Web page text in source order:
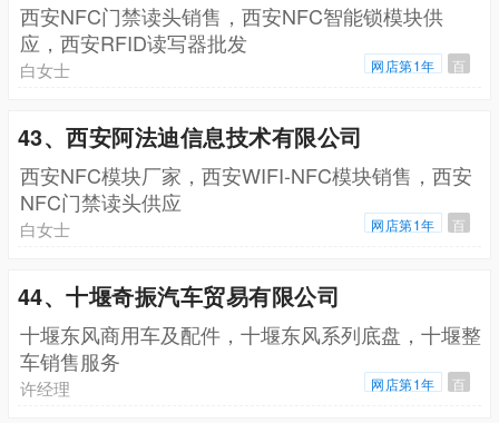
西安NFC门禁读头销售，西安NFC智能锁模块供
应，西安RFID读写器批发
白女士 网店第1年 百
43、西安阿法迪信息技术有限公司
西安NFC模块厂家，西安WIFI-NFC模块销售，西安
NFC门禁读头供应
白女士 网店第1年 百
44、十堰奇振汽车贸易有限公司
十堰东风商用车及配件，十堰东风系列底盘，十堰整
车销售服务
许经理 网店第1年 百